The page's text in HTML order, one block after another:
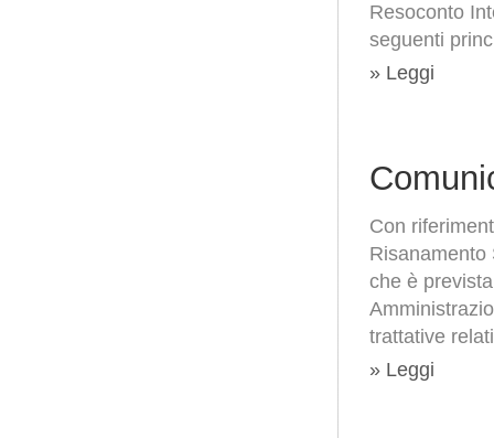
Resoconto
seguenti
» Leggi
Con
Risanamento
che è
trattative
» Leggi